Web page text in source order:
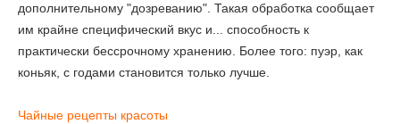
дополнительному "дозреванию". Такая обработка сообщает
им крайне специфический вкус и... способность к
практически бессрочному хранению. Более того: пуэр, как
коньяк, с годами становится только лучше.
Чайные рецепты красоты